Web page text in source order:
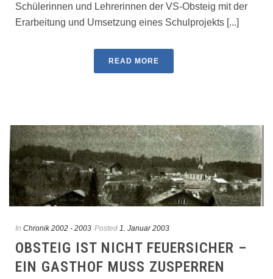
Schülerinnen und Lehrerinnen der VS-Obsteig mit der
Erarbeitung und Umset­zung eines Schulprojekts [...]
READ MORE
In Chronik 2002 - 2003 Posted 1. Januar 2003
OBSTEIG IST NICHT FEUERSICHER –
EIN GASTHOF MUSS ZUSPERREN